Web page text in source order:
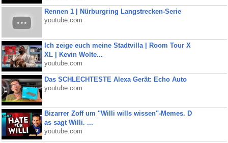
Rennen 1 | Nürburgring Langstrecken-Serie
youtube.com
Ich zeige euch meine Stadtvilla | Room Tour X
XL | Kevin Wolte...
youtube.com
Das SCHLECHTESTE Alexa Gerät: Echo Auto
youtube.com
Bizarrer Zoff um "Willi wills wissen"-Memes. D
as sagt Willi. ...
youtube.com